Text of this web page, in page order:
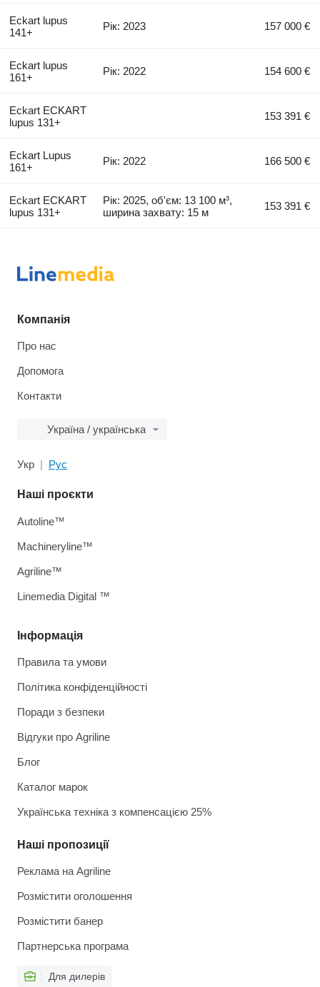
Eckart lupus
141+
Рік: 2023 157 000 €
Eckart lupus
161+
Рік: 2022 154 600 €
Eckart ECKART
lupus 131+
153 391 €
Eckart Lupus
161+
Рік: 2022 166 500 €
Eckart ECKART
lupus 131+
Рік: 2025, об'єм: 13 100 м³,
ширина захвату: 15 м
153 391 €
Компанія
Про нас
Допомога
Контакти
Україна / українська
Укр Рус
Інформація
Правила та умови
Політика конфіденційності
Поради з безпеки
Відгуки про Agriline
Блог
Каталог марок
Українська техніка з компенсацією 25%
Наші пропозиції
Реклама на Agriline
Розмістити оголошення
Розмістити банер
Партнерська програма
Для дилерів
Наші проєкти
Autoline™
Machineryline™
Agriline™
Linemedia Digital ™